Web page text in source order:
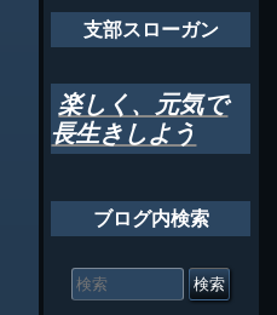
ョ
ン
支部スローガン
楽しく、元気で
長生きしよう
ブログ内検索
索